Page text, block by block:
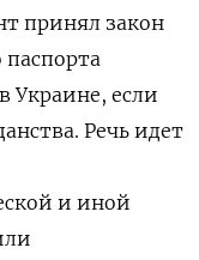
принял закон
паспорта
Украине, если
Речь идет
и иной